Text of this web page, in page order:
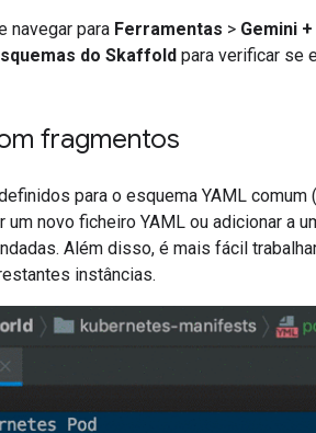
navegar para Ferramentas > Gemini
do Skaffold para verificar se
fragmentos
para o esquema YAML comum
um novo ficheiro YAML ou adicionar a
Além disso, é mais fácil
instâncias.